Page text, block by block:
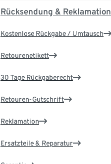
Rücksendung & Reklamation
Kostenlose Rückgabe / Umtausch
Retourenetikett
30 Tage Rückgaberecht
Retouren-Gutschrift
Reklamation
Ersatzteile & Reparatur